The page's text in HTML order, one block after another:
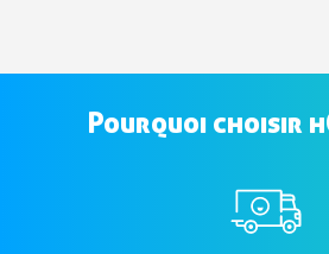
Pourquoi choisir